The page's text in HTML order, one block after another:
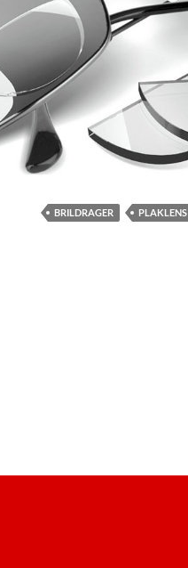
BRILDRAGER PLAKLENS